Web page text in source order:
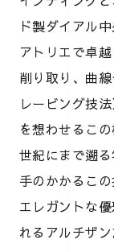
ド製ダイアル
アトリエで卓
削り取り、曲
レービング技
を想わせるこ
世紀にまで遡
手のかかるこ
エレガントな
れるアルチザ